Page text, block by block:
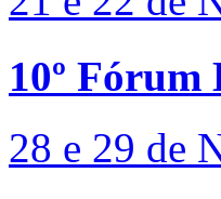
10º
28 e 29 de